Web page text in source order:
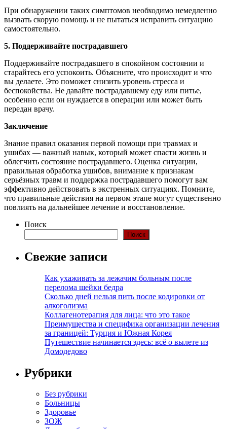
При обнаружении таких симптомов необходимо немедленно
вызвать скорую помощь и не пытаться исправить ситуацию
самостоятельно.
5. Поддерживайте пострадавшего
Поддерживайте пострадавшего в спокойном состоянии и
старайтесь его успокоить. Объясните, что происходит и что
вы делаете. Это поможет снизить уровень стресса и
беспокойства. Не давайте пострадавшему еду или питье,
особенно если он нуждается в операции или может быть
передан врачу.
Заключение
Знание правил оказания первой помощи при травмах и
ушибах — важный навык, который может спасти жизнь и
облегчить состояние пострадавшего. Оценка ситуации,
правильная обработка ушибов, внимание к признакам
серьёзных травм и поддержка пострадавшего помогут вам
эффективно действовать в экстренных ситуациях. Помните,
что правильные действия на первом этапе могут существенно
повлиять на дальнейшее лечение и восстановление.
Поиск
Поиск
Свежие записи
Как ухаживать за лежачим больным после
перелома шейки бедра
Сколько дней нельзя пить после кодировки от
алкоголизма
Коллагенотерапия для лица: что это такое
Преимущества и специфика организации лечения
за границей: Турция и Южная Корея
Путешествие начинается здесь: всё о вылете из
Домодедово
Рубрики
Без рубрики
Больницы
Здоровье
ЗОЖ